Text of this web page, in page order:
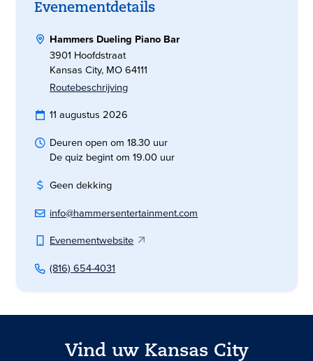
Evenementdetails
Hammers Dueling Piano Bar
3901 Hoofdstraat
Kansas City, MO 64111
Routebeschrijving
11 augustus 2026
Deuren open om 18.30 uur
De quiz begint om 19.00 uur
Geen dekking
info@hammersentertainment.com
Evenementwebsite
(816) 654-4031
Vind uw Kansas City